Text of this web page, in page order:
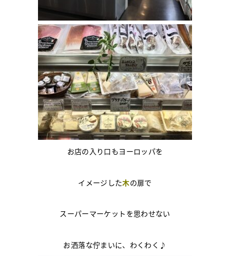
お店の入り口もヨーロッパを
イメージした木の扉で
スーパーマーケットを思わせない
お洒落な佇まいに、わくわく♪